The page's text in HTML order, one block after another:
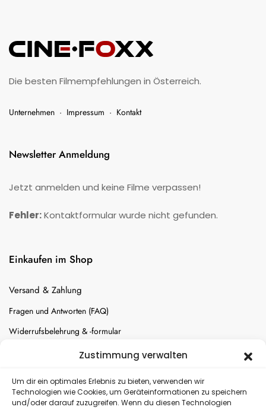
Zustimmung verwalten
Um dir ein optimales Erlebnis zu bieten, verwenden wir
Technologien wie Cookies, um Geräteinformationen zu speichern
und/oder darauf zuzugreifen. Wenn du diesen Technologien
Die besten Filmempfehlungen in Österreich.
Unternehmen · Impressum · Kontakt
Newsletter Anmeldung
Jetzt anmelden und keine Filme verpassen!
Fehler:Kontaktformular wurde nicht gefunden.
Einkaufen im Shop
Versand & Zahlung
Fragen und Antworten (FAQ)
Widerrufsbelehrung & -formular
Batterien-Entsorgung